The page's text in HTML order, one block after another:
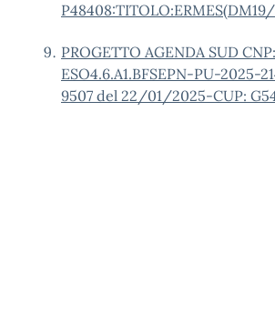
PROGETTO AGENDA SUD CNP:
ESO4.6.A1.BFSEPN-PU-2025-
9507 del 22/01/2025-CUP: